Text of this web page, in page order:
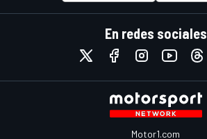
En redes sociales
Motor1.com